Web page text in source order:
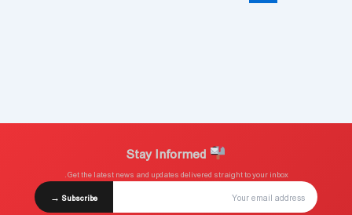
Get the latest news and updates delivered straight to your inbox.
Subscribe →